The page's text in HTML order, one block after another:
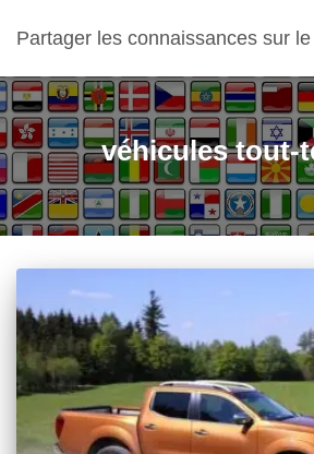
Partager les connaissances sur
véhicules tout-